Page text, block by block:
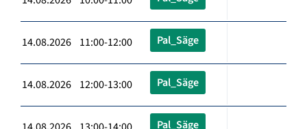
14.08.2026 11:00-12:00 Pal_Säge
14.08.2026 12:00-13:00 Pal_Säge
Pal_Säge